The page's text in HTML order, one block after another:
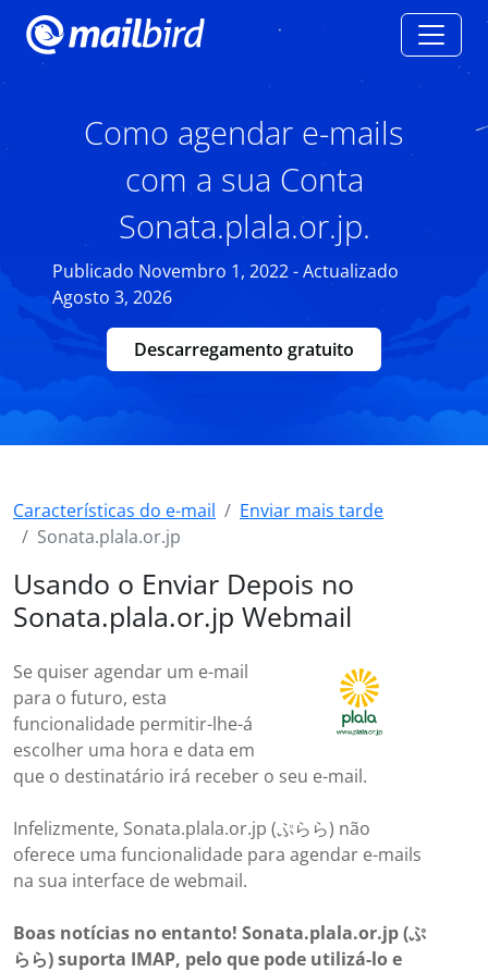
Como agendar e-mails
com a sua Conta
Sonata.plala.or.jp.
Publicado Novembro 1, 2022 - Actualizado
Agosto 3, 2026
Descarregamento gratuito
Características do e-mail
Enviar mais tarde
Sonata.plala.or.jp
Usando o Enviar Depois no
Sonata.plala.or.jp Webmail
Se quiser agendar um e-mail
para o futuro, esta
funcionalidade permitir-lhe-á
escolher uma hora e data em
que o destinatário irá receber o seu e-mail.
Infelizmente, Sonata.plala.or.jp (ぷらら) não
oferece uma funcionalidade para agendar e-mails
na sua interface de webmail.
Boas notícias no entanto! Sonata.plala.or.jp (ぷ
らら) suporta IMAP, pelo que pode utilizá-lo e